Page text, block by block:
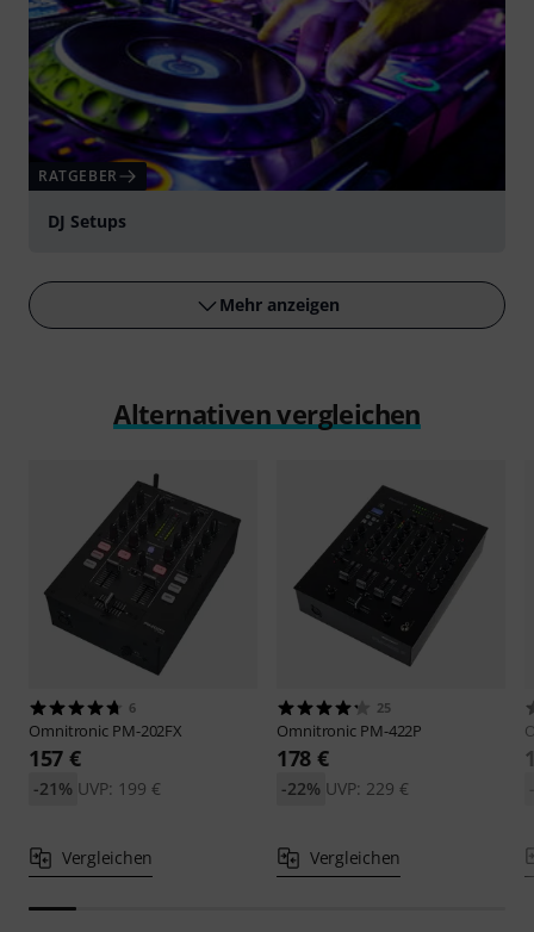
RATGEBER
DJ Setups
Mehr anzeigen
Alternativen vergleichen
6
Omnitronic PM-202FX
157 €
UVP: 199 €
-21%
Vergleichen
25
Omnitronic PM-422P
178 €
UVP: 229 €
-22%
Vergleichen